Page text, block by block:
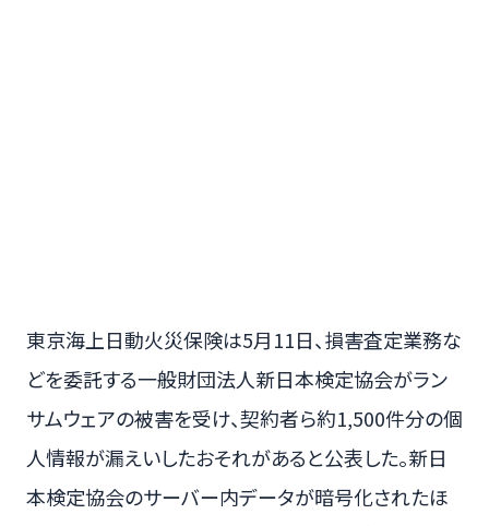
東京海上日動火災保険は5月11日、損害査定業務な
どを委託する一般財団法人新日本検定協会がラン
サムウェアの被害を受け、契約者ら約1,500件分の個
人情報が漏えいしたおそれがあると公表した。新日
本検定協会のサーバー内データが暗号化されたほ